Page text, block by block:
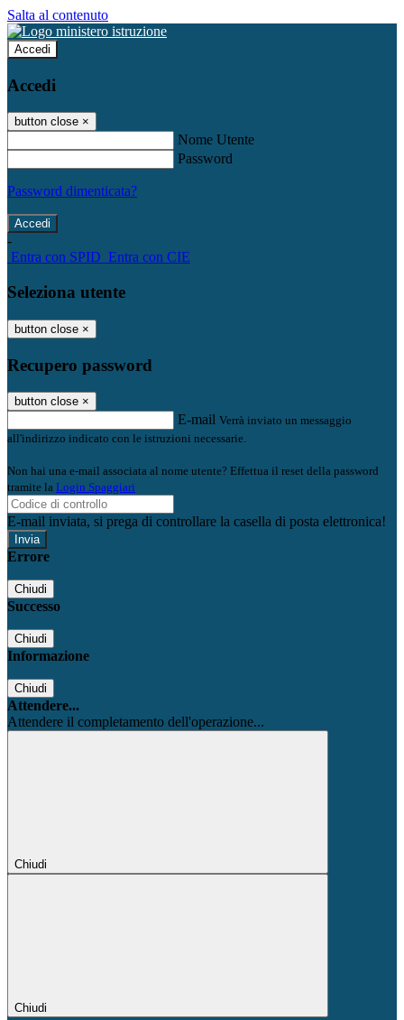
Salta al contenuto
Accedi
Accedi
button close ×
Nome Utente
Password
Password dimenticata?
-
Entra con SPID Entra con CIE
Seleziona utente
button close ×
Recupero password
button close ×
E-mail Verrà inviato un messaggio
all'indirizzo indicato con le istruzioni necessarie.
Non hai una e-mail associata al nome utente? Effettua il reset della password
tramite la Login Spaggiari
E-mail inviata, si prega di controllare la casella di posta elettronica!
Errore
Chiudi
Successo
Chiudi
Informazione
Chiudi
Attendere...
Attendere il completamento dell'operazione...
Chiudi
Chiudi